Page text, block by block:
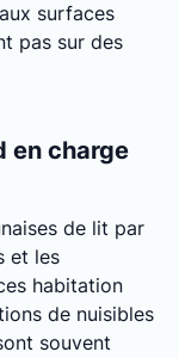
surfaces
pas sur des
en charge
de lit par
et les
habitation
de nuisibles
souvent